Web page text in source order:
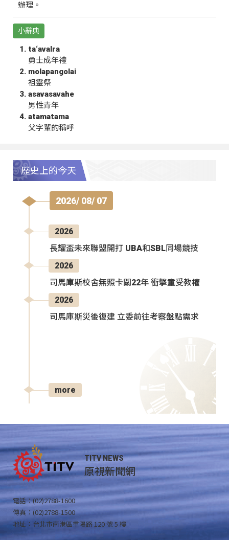
辦理。
小辭典
ta‘avalra
勇士成年禮
molapangolai
祖靈祭
asavasavahe
男性青年
atamatama
父字輩的稱呼
歷史上的今天
2026/ 08/ 07
2026
長耀盃未來聯盟開打 UBA和SBL同場競技
2026
司馬庫斯校舍無照卡關22年 衝擊童受教權
2026
司馬庫斯災後復建 立委前往考察盤點需求
more
TITV NEWS
原視新聞網
電話：(02)2788-1600
傳真：(02)2788-1500
地址：台北市南港區重陽路 120 號 5 樓